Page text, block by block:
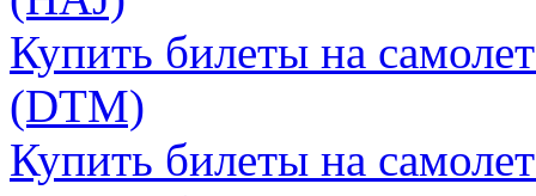
Купить билеты на
(DTM)
Купить билеты на